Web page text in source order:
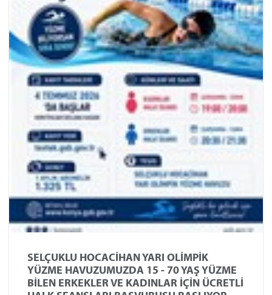
SELÇUKLU HOCACİHAN YARI OLİMPİK
YÜZME HAVUZUMUZDA 15 - 70 YAŞ YÜZME
BİLEN ERKEKLER VE KADINLAR İÇİN ÜCRETLİ